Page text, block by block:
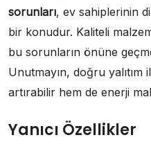
sorunları, ev sahiplerinin
bir konudur. Kaliteli
bu sorunların önüne
Unutmayın, doğru
artırabilir hem de enerji
Yanıcı Özellikler